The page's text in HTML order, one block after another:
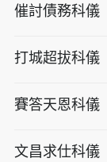
催討債務科儀
打城超拔科儀
賽答天恩科儀
文昌求仕科儀